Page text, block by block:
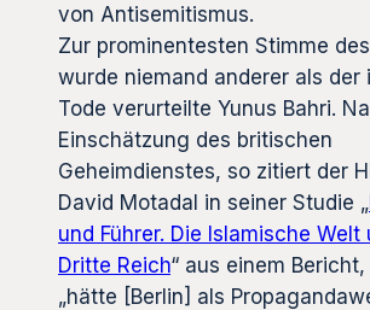
von Antisemitismus.
Zur prominentesten Stimme
wurde niemand anderer als der
Tode verurteilte Yunus Bahri.
Einschätzung des britischen
Geheimdienstes, so zitiert der
David Motadal in seiner Studie „
und Führer. Die Islamische Welt
Dritte Reich“ aus einem Bericht,
„hätte [Berlin] als